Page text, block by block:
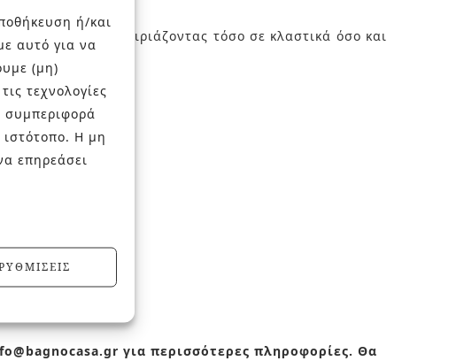
ή/και
αυτό για να
(μη)
τεχνολογίες
συμπεριφορά
Η μη
επηρεάσει
του μπάνιου, ταιριάζοντας τόσο σε κλαστικά όσο και
για περισσότερες πληροφορίες. Θα